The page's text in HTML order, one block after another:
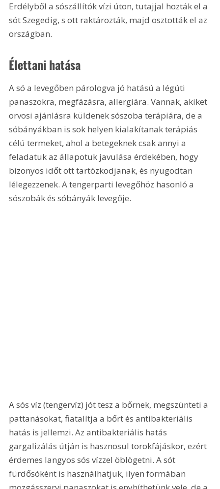
Erdélyből a sószállítók vízi úton, tutajjal hozták el a
sót Szegedig, s ott raktározták, majd osztották el az
országban.
Élettani hatása
A só a levegőben párologva jó hatású a légúti
panaszokra, megfázásra, allergiára. Vannak, akiket
orvosi ajánlásra küldenek sószoba terápiára, de a
sóbányákban is sok helyen kialakítanak terápiás
célú termeket, ahol a betegeknek csak annyi a
feladatuk az állapotuk javulása érdekében, hogy
bizonyos időt ott tartózkodjanak, és nyugodtan
lélegezzenek. A tengerparti levegőhöz hasonló a
sószobák és sóbányák levegője.
A sós víz (tengervíz) jót tesz a bőrnek, megszünteti a
pattanásokat, fiatalítja a bőrt és antibakteriális
hatás is jellemzi. Az antibakteriális hatás
gargalizálás útján is hasznosul torokfájáskor, ezért
érdemes langyos sós vízzel öblögetni. A sót
fürdősóként is használhatjuk, ilyen formában